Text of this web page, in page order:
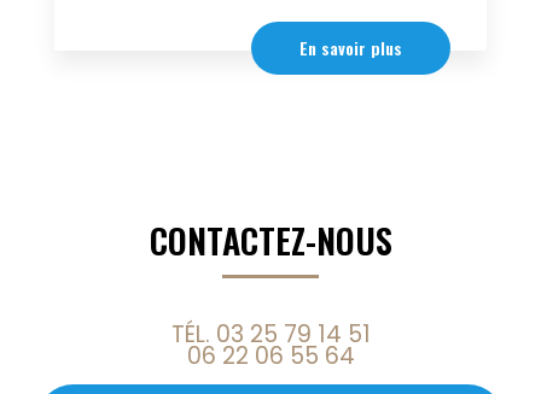
En savoir plus
CONTACTEZ-NOUS
TÉL. 03 25 79 14 51
06 22 06 55 64